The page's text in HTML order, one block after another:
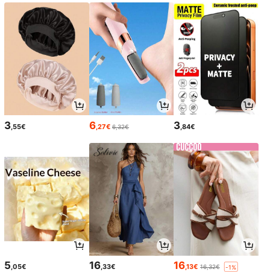
3 ,55€ 6,27€ 6,32€ 3 ,84€
5 ,05€ 16,33€ 16,13€ 16,32€ -1%